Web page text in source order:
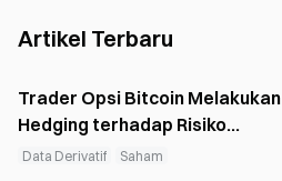
Artikel Terbaru
Trader Opsi Bitcoin Melakukan
Hedging terhadap Risiko
Penurunan saat Volume Put
Data Derivatif Saham